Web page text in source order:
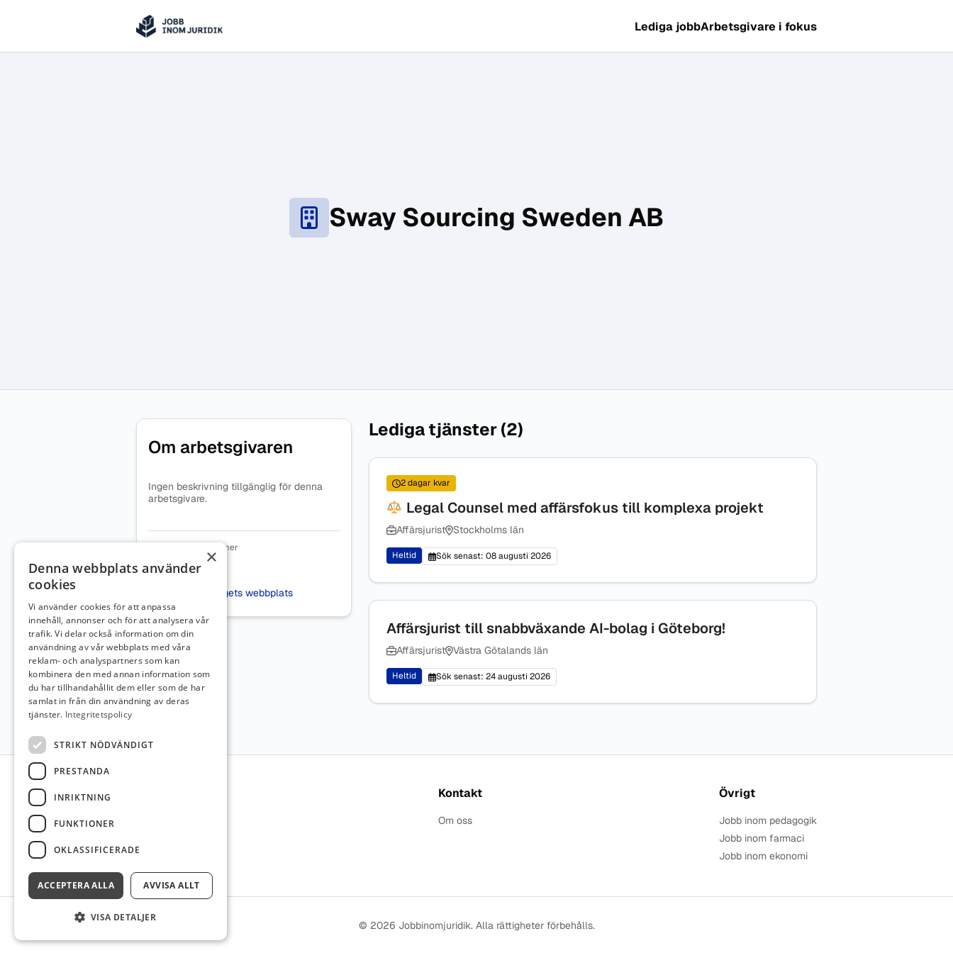
Hoppa till innehåll
Jobbinomjuridik Lediga jobbArbetsgivare i fokus
Sway Sourcing Sweden AB
Om arbetsgivaren
Ingen beskrivning tillgänglig för denna
arbetsgivare.
Organisationsnummer
Besök företagets webbplats
Lediga tjänster (2)
2 dagar kvar
Legal Counsel med affärsfokus till komplexa projekt
Affärsjurist Stockholms län
Heltid Sök senast: 08 augusti 2026
Affärsjurist till snabbväxande AI-bolag i Göteborg!
Affärsjurist Västra Götalands län
Heltid Sök senast: 24 augusti 2026
Sidfot
Kontakt
Om oss
Övrigt
Jobb inom pedagogik
Jobb inom farmaci
Jobb inom ekonomi
© 2026 Jobbinomjuridik. Alla rättigheter förbehålls.
×
Denna webbplats använder
cookies
Vi använder cookies för att anpassa
innehåll, annonser och för att analysera vår
trafik. Vi delar också information om din
användning av vår webbplats med våra
reklam- och analyspartners som kan
kombinera den med annan information som
du har tillhandahållit dem eller som de har
samlat in från din användning av deras
tjänster. Integritetspolicy
STRIKT NÖDVÄNDIGT
PRESTANDA
INRIKTNING
FUNKTIONER
OKLASSIFICERADE
ACCEPTERA ALLA AVVISA ALLT
VISA DETALJER